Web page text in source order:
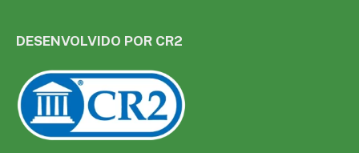
DESENVOLVIDO POR CR2